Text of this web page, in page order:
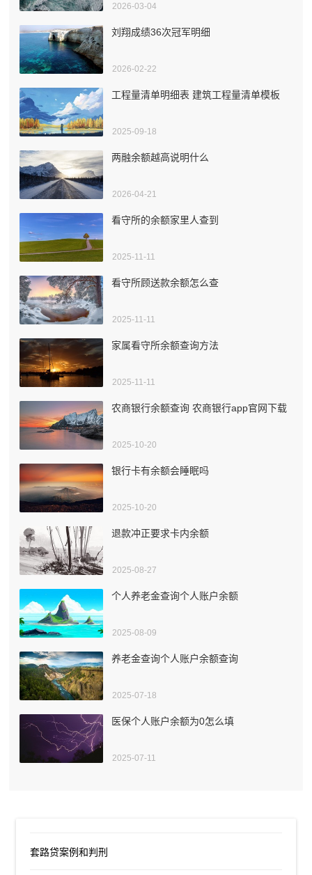
2026-03-04
刘翔成绩36次冠军明细
2026-02-22
工程量清单明细表 建筑工程量清单模板
2025-09-18
两融余额越高说明什么
2026-04-21
看守所的余额家里人查到
2025-11-11
看守所顾送款余额怎么查
2025-11-11
家属看守所余额查询方法
2025-11-11
农商银行余额查询 农商银行app官网下载
2025-10-20
银行卡有余额会睡眠吗
2025-10-20
退款冲正要求卡内余额
2025-08-27
个人养老金查询个人账户余额
2025-08-09
养老金查询个人账户余额查询
2025-07-18
医保个人账户余额为0怎么填
2025-07-11
套路贷案例和判刑